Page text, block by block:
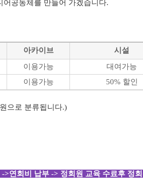
공동체를 만들어 가겠습니다.
아카이브
시설
이용가능
대여가능
이용가능 50% 할인
으로 분류됩니다.)
연회비 납부 -> 정회원 교육 수료후 정